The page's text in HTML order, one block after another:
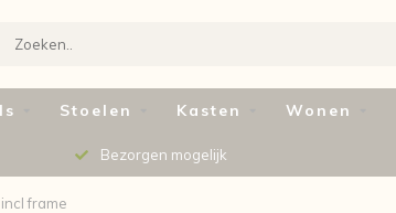
Stoelen Kasten Wonen
Bezorgen mogelijk
frame